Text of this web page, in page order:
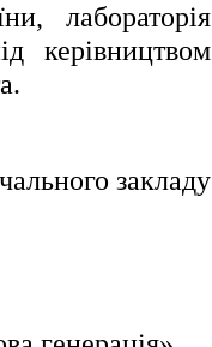
лабораторія
керівництвом
закладу